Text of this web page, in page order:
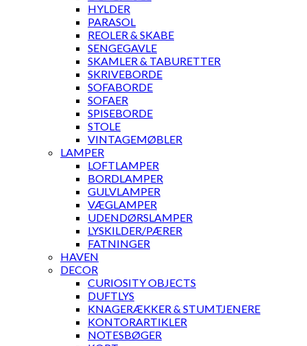
HYLDER
PARASOL
REOLER & SKABE
SENGEGAVLE
SKAMLER & TABURETTER
SKRIVEBORDE
SOFABORDE
SOFAER
SPISEBORDE
STOLE
VINTAGEMØBLER
LAMPER
LOFTLAMPER
BORDLAMPER
GULVLAMPER
VÆGLAMPER
UDENDØRSLAMPER
LYSKILDER/PÆRER
FATNINGER
HAVEN
DECOR
CURIOSITY OBJECTS
DUFTLYS
KNAGERÆKKER & STUMTJENERE
KONTORARTIKLER
NOTESBØGER